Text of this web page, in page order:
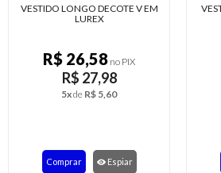
VESTIDO LONGO LUREX ALÇA
COM FENDA
R$ 26,58no PIX
R$ 27,98
5xdeR$ 5,60
Comprar Espiar